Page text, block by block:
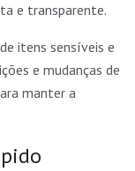
e transparente.
de itens sensíveis e
e mudanças de
manter a